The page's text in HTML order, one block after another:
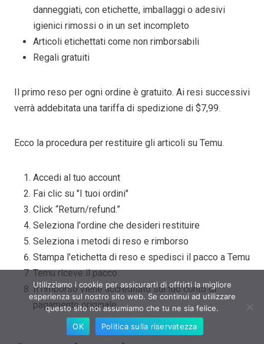
danneggiati, con etichette, imballaggi o adesivi
igienici rimossi o in un set incompleto
Articoli etichettati come non rimborsabili
Regali gratuiti
Il primo reso per ogni ordine è gratuito. Ai resi successivi
verrà addebitata una tariffa di spedizione di $7,99.
Ecco la procedura per restituire gli articoli su Temu.
Accedi al tuo account
Fai clic su "I tuoi ordini"
Click “Return/refund.”
Seleziona l'ordine che desideri restituire
Seleziona i metodi di reso e rimborso
Stampa l'etichetta di reso e spedisci il pacco a Temu
Temu riceve il pacco
Il rimborso viene accreditato sul tuo conto di
pagamento originale
Utilizziamo i cookie per assicurarti di offrirti la migliore
esperienza sul nostro sito web. Se continui ad utilizzare
questo sito noi assumiamo che tu ne sia felice.
OK
Politica sulla riservatezza